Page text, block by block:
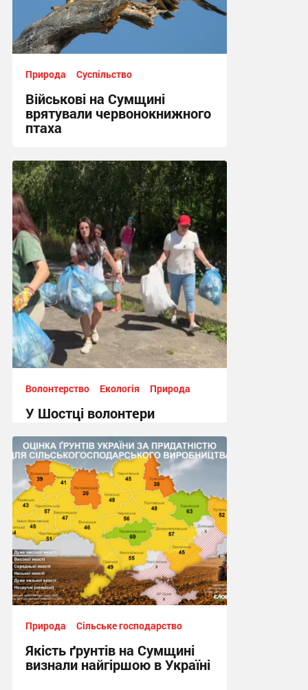
Природа Суспільство
Військові на Сумщині
врятували червонокнижного
птаха
09:09, 2.08.2026
Волонтерство Екологія Природа
У Шостці волонтери
озера поблизу інституту
СумДУ
17:16, 20.07.2026
Природа Сільське господарство
Якість ґрунтів на Сумщині
визнали найгіршою в Україні